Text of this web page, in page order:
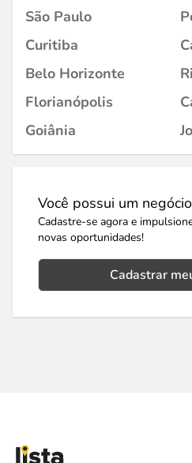
São Paulo
Curitiba
Belo Horizonte
Florianópolis
Goiânia
Você possui um
Cadastre-se agora e
novas oportunidades!
Cadastrar